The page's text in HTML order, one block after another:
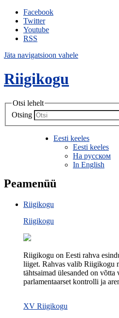
Facebook
Twitter
Youtube
RSS
Jäta navigatsioon vahele
Riigikogu
Otsi lehelt
Otsing
Eesti keeles
Eesti keeles
На русском
In English
Peamenüü
Riigikogu
Riigikogu
Riigikogu on Eesti rahva
liiget. Rahvas valib Riigikogu
tähtsaimad ülesanded on võtta
parlamentaarset kontrolli ja
XV Riigikogu